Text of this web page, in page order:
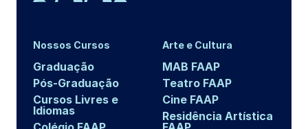
Nossos Cursos
Graduação
Pós-Graduação
Cursos Livres e
Idiomas
Arte e Cultura
MAB FAAP
Teatro FAAP
Cine FAAP
Residência Artística